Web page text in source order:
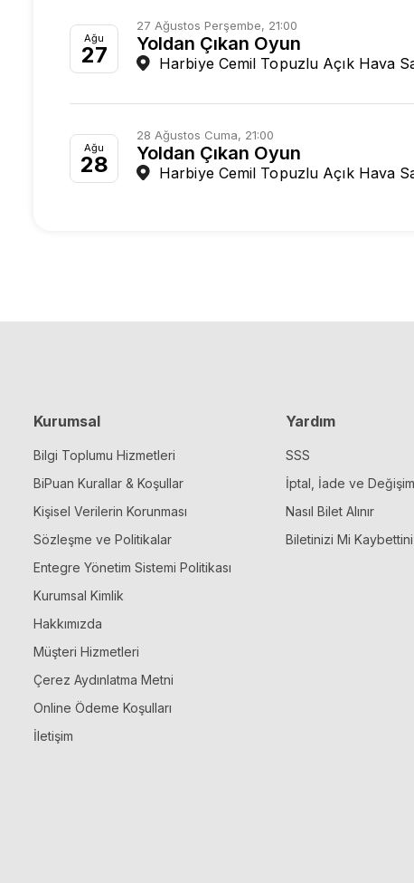
Ağu
27
27 Ağustos Perşembe, 21:00
Yoldan Çıkan Oyun
Harbiye Cemil Topuzlu Açık Hava
Ağu
28
28 Ağustos Cuma, 21:00
Yoldan Çıkan Oyun
Harbiye Cemil Topuzlu Açık Hava
Kurumsal
Bilgi Toplumu Hizmetleri
BiPuan Kurallar & Koşullar
Kişisel Verilerin Korunması
Sözleşme ve Politikalar
Entegre Yönetim Sistemi Politikası
Kurumsal Kimlik
Hakkımızda
Müşteri Hizmetleri
Çerez Aydınlatma Metni
Online Ödeme Koşulları
İletişim
Yardım
SSS
İptal, İade ve Değişim
Nasıl Bilet Alınır
Biletinizi Mi